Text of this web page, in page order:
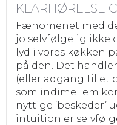
KLARHØRELSE
Fænomenet med
jo selvfølgelig ikke
lyd i vores køkken
på den. Det
(eller adgang til et
som indimellem
nyttige ’beskeder’
intuition er